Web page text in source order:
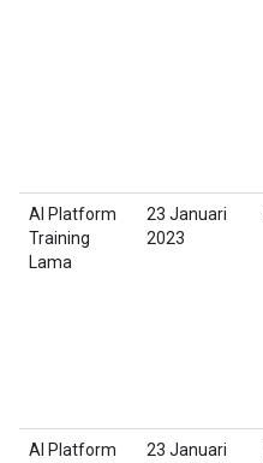
AI Platform
Training
Lama
23 Januari
2023
AI Platform
23 Januari